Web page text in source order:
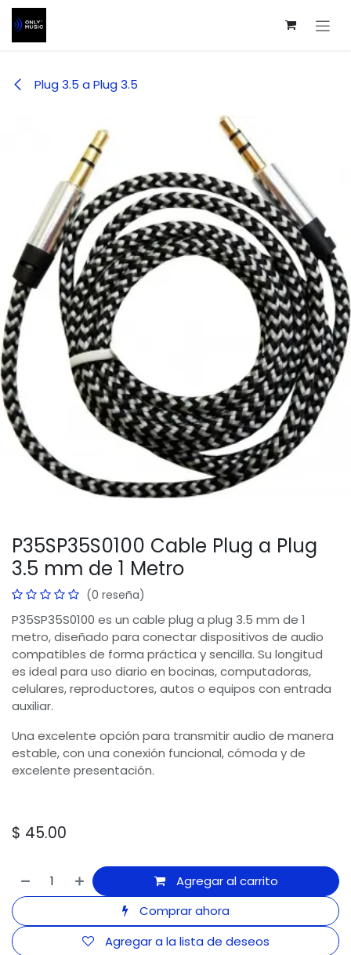
Ir al contenido
Plug 3.5 a Plug 3.5
P35SP35S0100 Cable Plug a Plug
3.5 mm de 1 Metro
(0 reseña)
P35SP35S0100 es un cable plug a plug 3.5 mm de 1
metro, diseñado para conectar dispositivos de audio
compatibles de forma práctica y sencilla. Su longitud
es ideal para uso diario en bocinas, computadoras,
celulares, reproductores, autos o equipos con entrada
auxiliar.
Una excelente opción para transmitir audio de manera
estable, con una conexión funcional, cómoda y de
excelente presentación.
$ 45.00
Agregar al carrito
Comprar ahora
Agregar a la lista de deseos